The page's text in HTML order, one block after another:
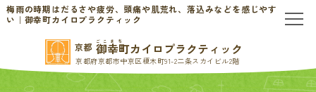
梅雨の時期はだるさや疲労、頭痛や肌荒れ、落込みなどを感じやす
い｜御幸町カイロプラクティック
京都 ごこまち
御幸町カイロプラクティック
京都府京都市中京区榎木町91-2二条スカイビル2階
TOP